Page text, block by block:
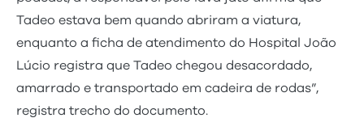
Tadeo estava bem quando abriram a viatura,
enquanto a ficha de atendimento do Hospital João
Lúcio registra que Tadeo chegou desacordado,
amarrado e transportado em cadeira de rodas”,
registra trecho do documento.